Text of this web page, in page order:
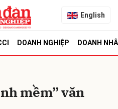
English
DOANH NGHIỆP DOANH
mềm” văn